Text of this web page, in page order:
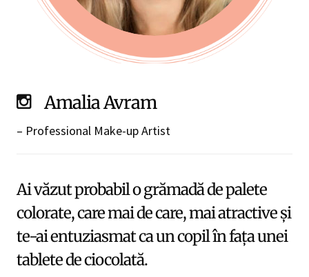
Amalia Avram
– Professional Make-up Artist
Ai văzut probabil o grămadă de palete
colorate, care mai de care, mai atractive şi
te-ai entuziasmat ca un copil în faţa unei
tablete de ciocolată.